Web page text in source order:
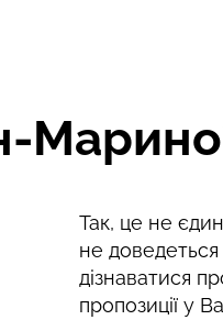
Так, це не
не
дізнаватися
пропозиції у